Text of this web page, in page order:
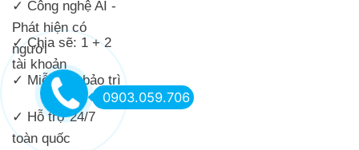
✓ Công nghệ AI -
Phát hiện có
người
✓ Chia sẽ: 1 + 2
tài khoản
✓ Miễn phí bảo trì
✓ Hỗ trợ 24/7
toàn quốc
0903.059.706